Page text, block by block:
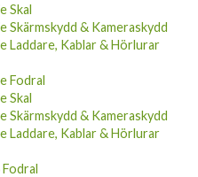
Skal
Skärmskydd & Kameraskydd
Laddare, Kablar & Hörlurar
Fodral
Skal
Skärmskydd & Kameraskydd
Laddare, Kablar & Hörlurar